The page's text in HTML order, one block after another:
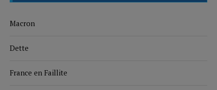
Macron
Dette
France en Faillite